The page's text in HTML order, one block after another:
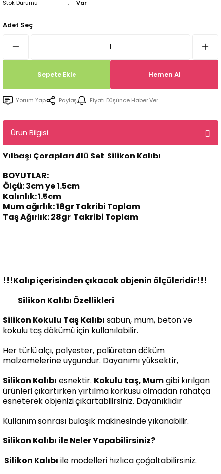
Tütsülük Silikonkalıpları
Stok Durumu
Var
Adet Seç
Sepete Ekle Hemen Al
Yorum Yap Paylaş Fiyatı Düşünce Haber Ver
Ürün Bilgisi
Yılbaşı Çorapları 4lü Set Silikon Kalıbı
BOYUTLAR:
Ölçü: 3cm ye 1.5cm
Kalınlık: 1.5cm
Mum ağırlık: 18gr Takribi Toplam
Taş Ağırlık: 28gr Takribi Toplam
!!!Kalıp içerisinden çıkacak objenin ölçüleridir!!!
Silikon Kalıbı Özellikleri
Silikon Kokulu Taş Kalıbı sabun, mum, beton ve
kokulu taş dökümü için kullanılabilir.
Her türlü alçı, polyester, poliüretan döküm
malzemelerine uygundur. Dayanımı yüksektir,
Silikon Kalıbı esnektir. Kokulu taş, Mumgibi kırılgan
ürünleri çıkartırken yırtılma korkusu olmadan rahatça
esneterek objenizi çıkartabilirsiniz. Dayanıklıdır
Kullanım sonrası bulaşık makinesinde yıkanabilir.
Silikon Kalıbı ile Neler Yapabilirsiniz?
Silikon Kalıbı ile modelleri hızlıca çoğaltabilirsiniz.